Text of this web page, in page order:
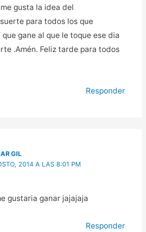
gusta la idea del
para todos los que
gane al que le toque ese dia
.Amén. Feliz tarde para todos
Responder
GIL
2014 A LAS 8:01 PM
gustaria ganar jajajaja
Responder